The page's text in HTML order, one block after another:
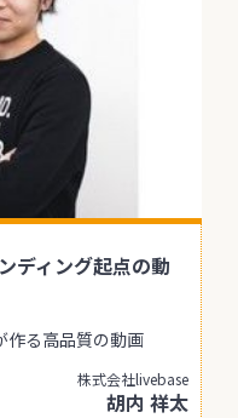
ディング起点の動
作る高品質の動画
株式会社livebase
胡内 祥太